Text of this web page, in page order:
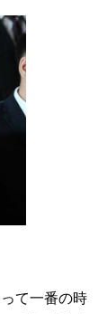
て一番の時